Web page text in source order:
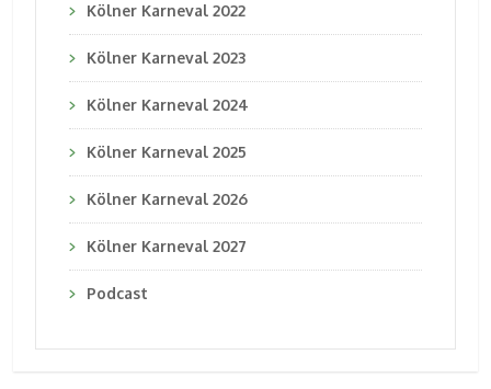
Kölner Karneval 2022
Kölner Karneval 2023
Kölner Karneval 2024
Kölner Karneval 2025
Kölner Karneval 2026
Kölner Karneval 2027
Podcast